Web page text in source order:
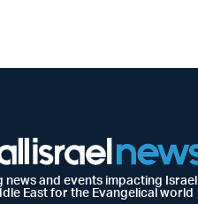
news and events impacting Israel
East for the Evangelical world